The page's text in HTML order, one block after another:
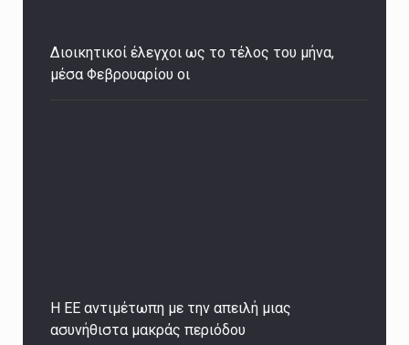
Διοικητικοί έλεγχοι ως το τέλος του μήνα,
μέσα Φεβρουαρίου οι
H ΕΕ αντιμέτωπη με την απειλή μιας
ασυνήθιστα μακράς περιόδου